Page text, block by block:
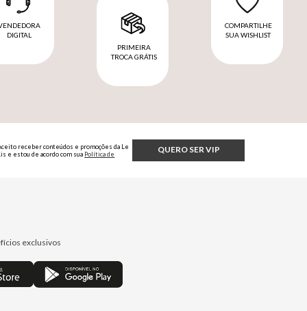
DIGITAL
PRIMEIRA
TROCA GRÁTIS
COMPARTILHE
SUA WISHLIST
QUERO SER VIP
receber conteúdos e promoções da Le
e estou de acordo com sua Política de
exclusivos